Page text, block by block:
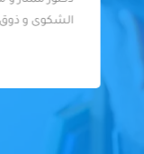
الشكوى و ذوق